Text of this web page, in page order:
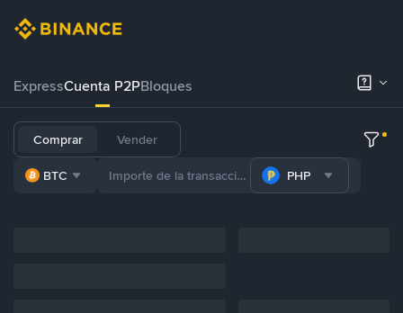
ExpressCuenta P2PBloques
Comprar Vender
BTC PHP